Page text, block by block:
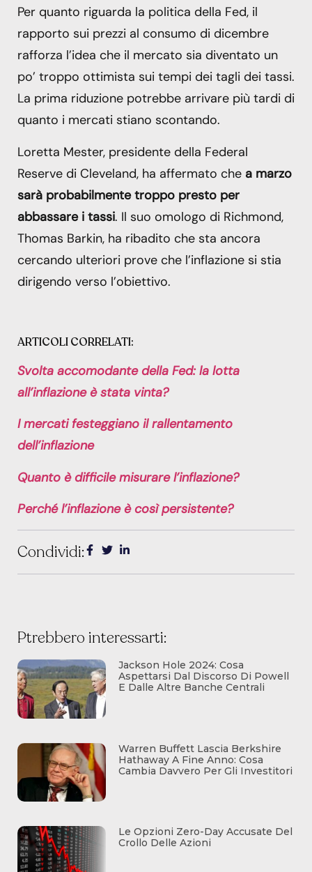
Per quanto riguarda la politica della Fed, il
rapporto sui prezzi al consumo di dicembre
rafforza l’idea che il mercato sia diventato un
po’ troppo ottimista sui tempi dei tagli dei tassi.
La prima riduzione potrebbe arrivare più tardi di
quanto i mercati stiano scontando.
Loretta Mester, presidente della Federal
Reserve di Cleveland, ha affermato che a marzo
sarà probabilmente troppo presto per
abbassare i tassi. Il suo omologo di Richmond,
Thomas Barkin, ha ribadito che sta ancora
cercando ulteriori prove che l’inflazione si stia
dirigendo verso l’obiettivo.
ARTICOLI CORRELATI:
Svolta accomodante della Fed: la lotta
all’inflazione è stata vinta?
I mercati festeggiano il rallentamento
dell’inflazione
Quanto è difficile misurare l’inflazione?
Perché l’inflazione è così persistente?
Condividi:
Ptrebbero interessarti:
Jackson Hole 2024: Cosa
Aspettarsi Dal Discorso Di Powell
E Dalle Altre Banche Centrali
Warren Buffett Lascia Berkshire
Hathaway A Fine Anno: Cosa
Cambia Davvero Per Gli Investitori
Le Opzioni Zero-Day Accusate Del
Crollo Delle Azioni